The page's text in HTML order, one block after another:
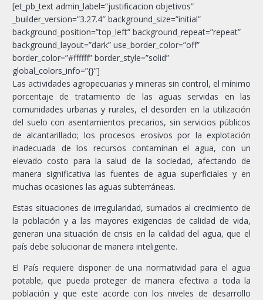
[et_pb_text admin_label=”justificacion objetivos”
_builder_version=”3.27.4″ background_size=”initial”
background_position=”top_left” background_repeat=”repeat”
background_layout=”dark” use_border_color=”off”
border_color=”#ffffff” border_style=”solid”
global_colors_info=”{}”]
Las actividades agropecuarias y mineras sin control, el mínimo
porcentaje de tratamiento de las aguas servidas en las
comunidades urbanas y rurales, el desorden en la utilización
del suelo con asentamientos precarios, sin servicios públicos
de alcantarillado; los procesos erosivos por la explotación
inadecuada de los recursos contaminan el agua, con un
elevado costo para la salud de la sociedad, afectando de
manera significativa las fuentes de agua superficiales y en
muchas ocasiones las aguas subterráneas.
Estas situaciones de irregularidad, sumados al crecimiento de
la población y a las mayores exigencias de calidad de vida,
generan una situación de crisis en la calidad del agua, que el
país debe solucionar de manera inteligente.
El País requiere disponer de una normatividad para el agua
potable, que pueda proteger de manera efectiva a toda la
población y que este acorde con los niveles de desarrollo